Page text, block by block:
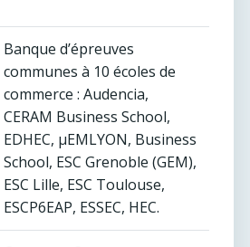
Banque d’épreuves
communes à 10 écoles de
commerce : Audencia,
CERAM Business School,
EDHEC, µEMLYON, Business
School, ESC Grenoble (GEM),
ESC Lille, ESC Toulouse,
ESCP6EAP, ESSEC, HEC.